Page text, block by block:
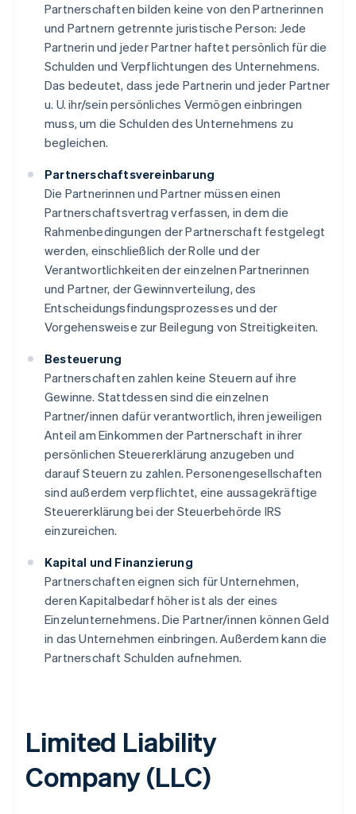
Partnerschaften bilden keine von den Partnerinnen
und Partnern getrennte juristische Person: Jede
Partnerin und jeder Partner haftet persönlich für die
Schulden und Verpflichtungen des Unternehmens.
Das bedeutet, dass jede Partnerin und jeder Partner
u. U. ihr/sein persönliches Vermögen einbringen
muss, um die Schulden des Unternehmens zu
begleichen.
Partnerschaftsvereinbarung
Die Partnerinnen und Partner müssen einen
Partnerschaftsvertrag verfassen, in dem die
Rahmenbedingungen der Partnerschaft festgelegt
werden, einschließlich der Rolle und der
Verantwortlichkeiten der einzelnen Partnerinnen
und Partner, der Gewinnverteilung, des
Entscheidungsfindungsprozesses und der
Vorgehensweise zur Beilegung von Streitigkeiten.
Besteuerung
Partnerschaften zahlen keine Steuern auf ihre
Gewinne. Stattdessen sind die einzelnen
Partner/innen dafür verantwortlich, ihren jeweiligen
Anteil am Einkommen der Partnerschaft in ihrer
persönlichen Steuererklärung anzugeben und
darauf Steuern zu zahlen. Personengesellschaften
sind außerdem verpflichtet, eine aussagekräftige
Steuererklärung bei der Steuerbehörde IRS
einzureichen.
Kapital und Finanzierung
Partnerschaften eignen sich für Unternehmen,
deren Kapitalbedarf höher ist als der eines
Einzelunternehmens. Die Partner/innen können Geld
in das Unternehmen einbringen. Außerdem kann die
Partnerschaft Schulden aufnehmen.
Limited Liability
Company (LLC)